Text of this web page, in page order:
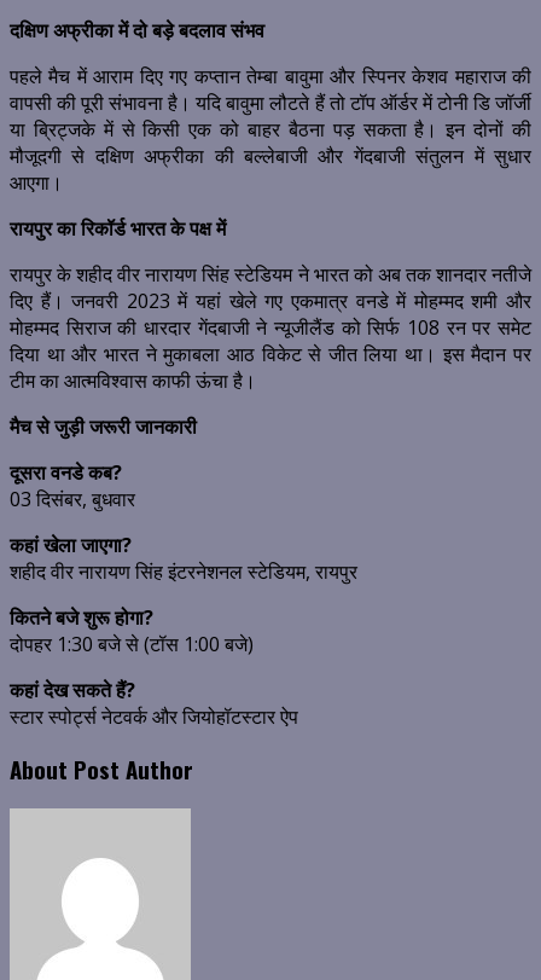
दक्षिण अफ्रीका में दो बड़े बदलाव संभव
पहले मैच में आराम दिए गए कप्तान तेम्बा बावुमा और स्पिनर केशव महाराज की
वापसी की पूरी संभावना है। यदि बावुमा लौटते हैं तो टॉप ऑर्डर में टोनी डि जॉर्जी
या ब्रिट्जके में से किसी एक को बाहर बैठना पड़ सकता है। इन दोनों की
मौजूदगी से दक्षिण अफ्रीका की बल्लेबाजी और गेंदबाजी संतुलन में सुधार
आएगा।
रायपुर का रिकॉर्ड भारत के पक्ष में
रायपुर के शहीद वीर नारायण सिंह स्टेडियम ने भारत को अब तक शानदार नतीजे
दिए हैं। जनवरी 2023 में यहां खेले गए एकमात्र वनडे में मोहम्मद शमी और
मोहम्मद सिराज की धारदार गेंदबाजी ने न्यूजीलैंड को सिर्फ 108 रन पर समेट
दिया था और भारत ने मुकाबला आठ विकेट से जीत लिया था। इस मैदान पर
टीम का आत्मविश्वास काफी ऊंचा है।
मैच से जुड़ी जरूरी जानकारी
दूसरा वनडे कब?
03 दिसंबर, बुधवार
कहां खेला जाएगा?
शहीद वीर नारायण सिंह इंटरनेशनल स्टेडियम, रायपुर
कितने बजे शुरू होगा?
दोपहर 1:30 बजे से (टॉस 1:00 बजे)
कहां देख सकते हैं?
स्टार स्पोर्ट्स नेटवर्क और जियोहॉटस्टार ऐप
About Post Author